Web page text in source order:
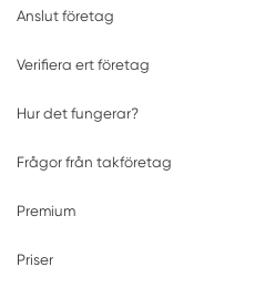
Anslut företag
Verifiera ert företag
Hur det fungerar?
Frågor från takföretag
Premium
Priser